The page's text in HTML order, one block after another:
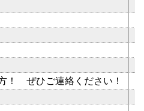
！ ぜひご連絡ください！